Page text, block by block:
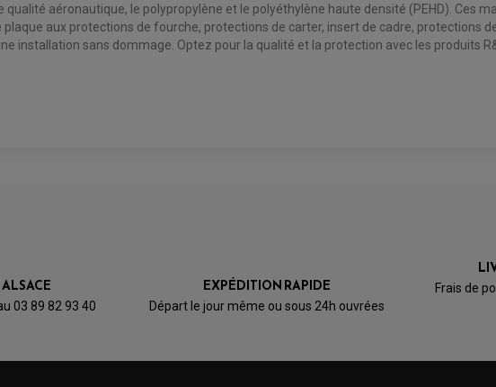
aéronautique, le polypropylène et le polyéthylène haute densité (PEHD). Ces
aux protections de fourche, protections de carter, insert de cadre, protections
installation sans dommage. Optez pour la qualité et la protection avec les produits
03 89 82 93 40
EXPÉDITION RAPIDE
Départ le jour même ou sous 24h ouvrées
Frais de